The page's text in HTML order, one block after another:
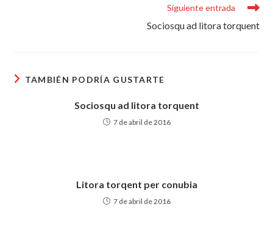
Siguiente entrada
Sociosqu ad litora torquent
TAMBIÉN PODRÍA GUSTARTE
Sociosqu ad litora torquent
7 de abril de 2016
Litora torqent per conubia
7 de abril de 2016